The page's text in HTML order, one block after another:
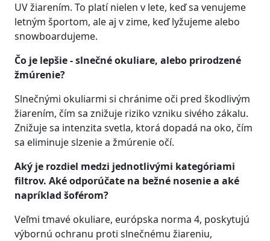
UV žiarením. To platí nielen v lete, keď sa venujeme
letným športom, ale aj v zime, keď lyžujeme alebo
snowboardujeme.
Čo je lepšie - slnečné okuliare, alebo prirodzené
žmúrenie?
Slnečnými okuliarmi si chránime oči pred škodlivým
žiarením, čím sa znižuje riziko vzniku sivého zákalu.
Znižuje sa intenzita svetla, ktorá dopadá na oko, čím
sa eliminuje slzenie a žmúrenie očí.
Aký je rozdiel medzi jednotlivými kategóriami
filtrov. Aké odporúčate na bežné nosenie a aké
napríklad šoférom?
Veľmi tmavé okuliare, európska norma 4, poskytujú
výbornú ochranu proti slnečnému žiareniu,